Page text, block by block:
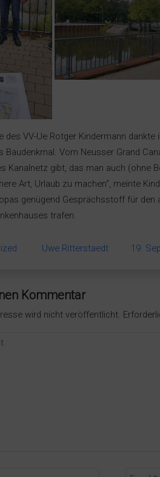
des VV-Ue Rotger Kindermann
Baudenkmal. Vom Neusser Grand
Kanalnetz gibt, das man auch (ohne
Art, Urlaub zu machen“, meinte
genügend Gesprächsstoff für
trafen.
Uwe Ritterstaedt 19.
Kommentar
wird nicht veröffentlicht.